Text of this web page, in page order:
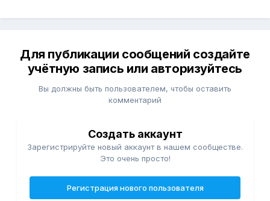
Для публикации сообщений создайте
учётную запись или авторизуйтесь
Вы должны быть пользователем, чтобы оставить
комментарий
Создать аккаунт
Зарегистрируйте новый аккаунт в нашем сообществе.
Это очень просто!
Регистрация нового пользователя